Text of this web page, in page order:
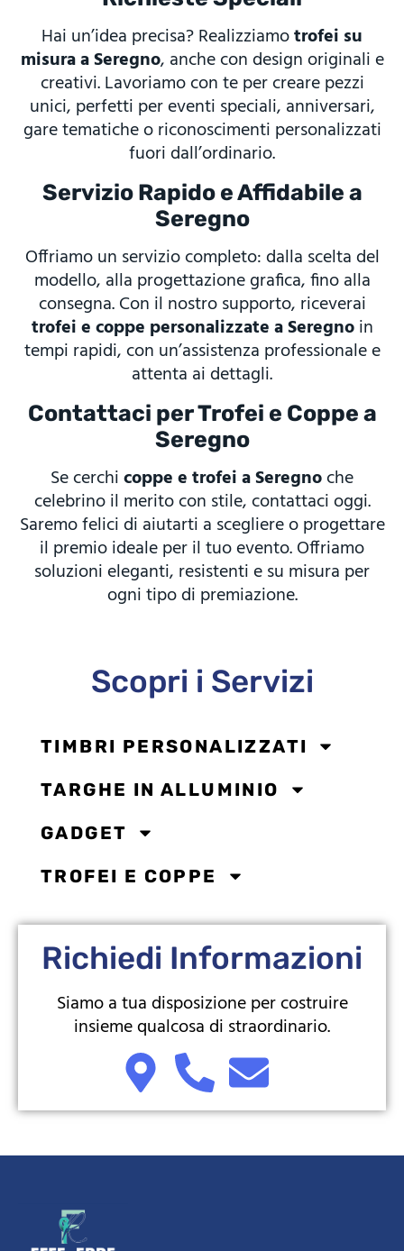
Hai un’idea precisa? Realizziamotrofei su
misura a Seregno, anche con design originali e
creativi. Lavoriamo con te per creare pezzi
unici, perfetti per eventi speciali, anniversari,
gare tematiche o riconoscimenti personalizzati
fuori dall’ordinario.
Servizio Rapido e Affidabile a
Seregno
Offriamo un servizio completo: dalla scelta del
modello, alla progettazione grafica, fino alla
consegna. Con il nostro supporto, riceverai
trofei e coppe personalizzate a Seregnoin
tempi rapidi, con un’assistenza professionale e
attenta ai dettagli.
Contattaci per Trofei e Coppe a
Seregno
Se cerchicoppe e trofei a Seregnoche
celebrino il merito con stile, contattaci oggi.
Saremo felici di aiutarti a scegliere o progettare
il premio ideale per il tuo evento. Offriamo
soluzioni eleganti, resistenti e su misura per
ogni tipo di premiazione.
Scopri i Servizi
TIMBRI PERSONALIZZATI
TARGHE IN ALLUMINIO
GADGET
TROFEI E COPPE
Richiedi Informazioni
Siamo a tua disposizione per costruire
insieme qualcosa di straordinario.